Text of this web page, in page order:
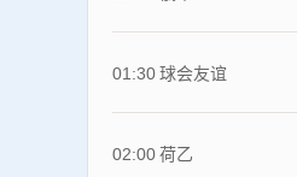
01:30球会友谊
02:00荷乙